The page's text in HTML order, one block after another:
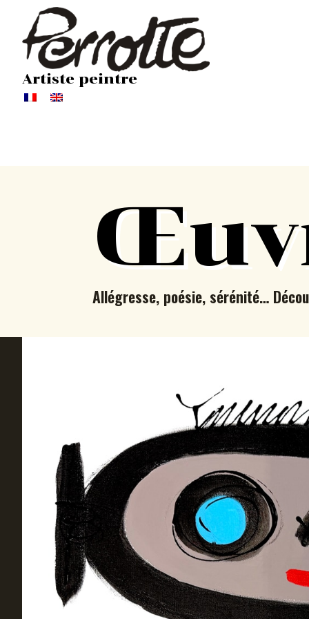
Artiste peintre
Allégresse, poésie, sérénité…